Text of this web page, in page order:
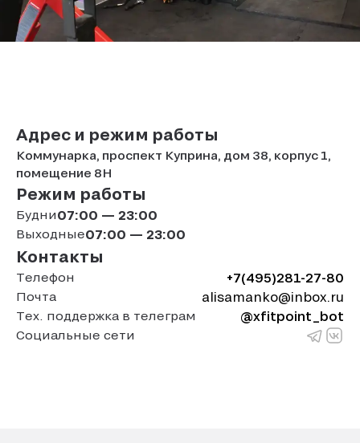
Адрес и режим работы
Коммунарка, проспект Куприна, дом 38, корпус 1,
помещение 8Н
Режим работы
Будни07:00 — 23:00
Выходные07:00 — 23:00
Контакты
Телефон +7(495)281-27-80
Почта alisamanko@inbox.ru
Тех. поддержка в телеграм @xfitpoint_bot
Социальные сети